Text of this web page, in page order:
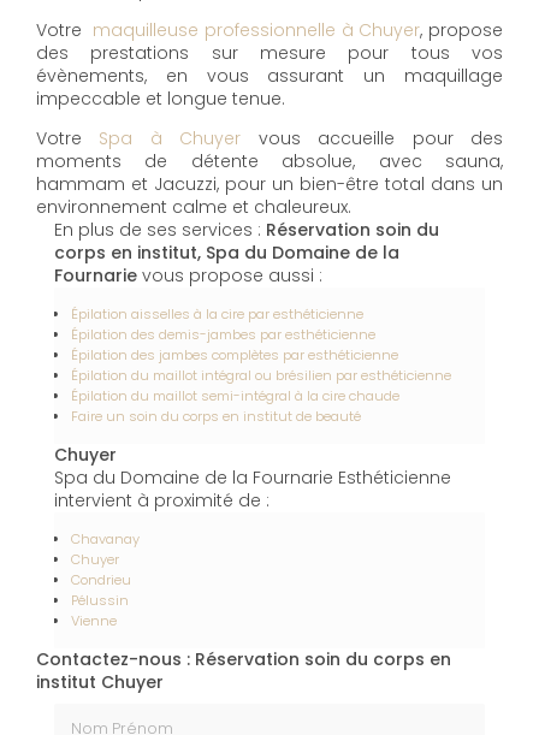
Votre maquilleuse professionnelle à Chuyer, propose
des prestations sur mesure pour tous vos
évènements, en vous assurant un maquillage
impeccable et longue tenue.
Votre Spa à Chuyer vous accueille pour des
moments de détente absolue, avec sauna,
hammam et Jacuzzi, pour un bien-être total dans un
environnement calme et chaleureux.
En plus de ses services : Réservation soin du
corps en institut, Spa du Domaine de la
Fournarie vous propose aussi :
Épilation aisselles à la cire par esthéticienne
Épilation des demis-jambes par esthéticienne
Épilation des jambes complètes par esthéticienne
Épilation du maillot intégral ou brésilien par esthéticienne
Épilation du maillot semi-intégral à la cire chaude
Faire un soin du corps en institut de beauté
Chuyer
Spa du Domaine de la Fournarie Esthéticienne
intervient à proximité de :
Chavanay
Chuyer
Condrieu
Pélussin
Vienne
Contactez-nous : Réservation soin du corps en
institut Chuyer